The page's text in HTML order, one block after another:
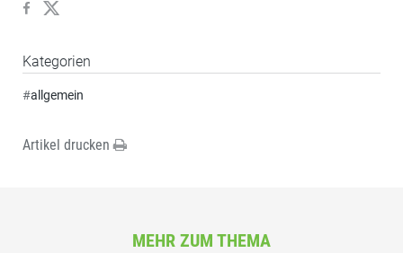
Kategorien
#allgemein
Artikel drucken
MEHR ZUM THEMA